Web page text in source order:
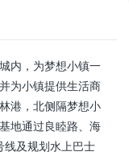
内，为梦想小镇一
为小镇提供生活商
港，北侧隔梦想小
地通过良睦路、海
线及规划水上巴士